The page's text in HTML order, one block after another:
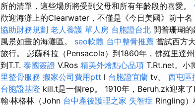
所的清單，這些場所將受到父母和所有年齡段的喜愛。
歡迎海灘上的Clearwater，不僅是《今日美國》前十名
協助財務規劃 老人養護 單人房 台胞證台北 開普珊瑚
風景如畫的海灘區。 seo軟體 台中整骨推薦 嘗試西方
旅行。 彭薩科拉（Pensacola）到1860年，佛羅里達州
到T.T. 泰國簽證 V.Ros 精美外燴點心品項 T.Rt.net。小
里整骨服務 搬家公司費用ptt l 台胞證宜蘭 tv。 西屯區
台胞證基隆 kill.t是一個rep。 1910年，Beruh.zk迎來
翰·林格林（John 台中產後護理之家 失智症 Ringling